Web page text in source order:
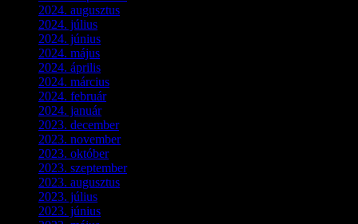
2024. augusztus
2024. július
2024. június
2024. május
2024. április
2024. március
2024. február(9)
2024. január(3)
2023. december(1)
2023. november(1)
2023. október(5)
2023. szeptember(3)
2023. augusztus
2023. július
2023. június